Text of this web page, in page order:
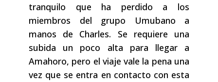
tranquilo que ha perdido a los
miembros del grupo Umubano a
manos de Charles. Se requiere una
subida un poco alta para llegar a
Amahoro, pero el viaje vale la pena una
vez que se entra en contacto con esta